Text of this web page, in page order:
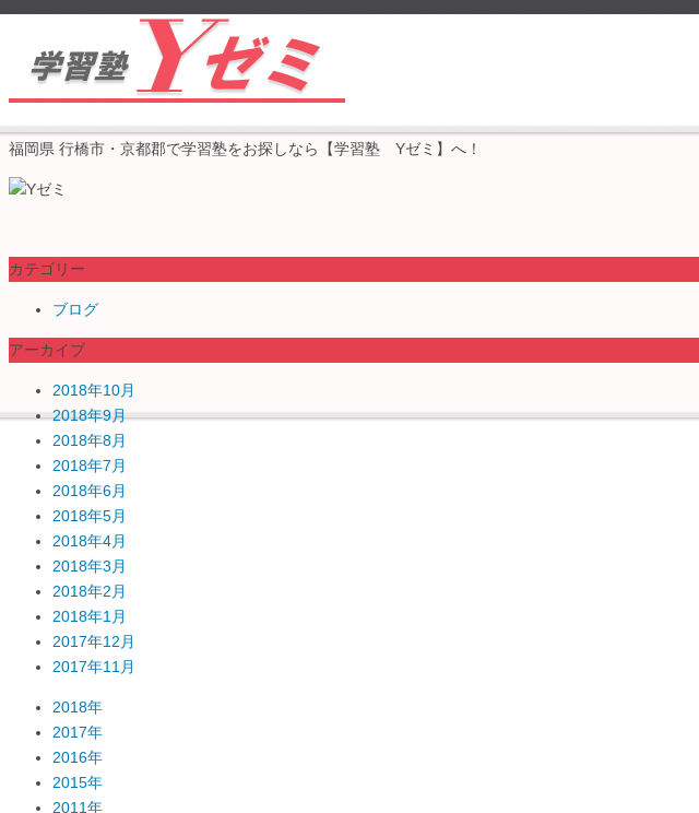
福岡県 行橋市・京都郡で学習塾をお探しなら【学習塾 Yゼミ】へ！
カテゴリー
ブログ
アーカイブ
2018年10月
2018年9月
2018年8月
2018年7月
2018年6月
2018年5月
2018年4月
2018年3月
2018年2月
2018年1月
2017年12月
2017年11月
2018年
2017年
2016年
2015年
2011年